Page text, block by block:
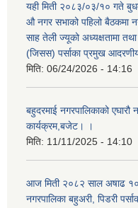
यही मिती २०८३/०३/१० गते
औ नगर सभाको पहिलो बैठकमा
साह तेली ज्यूको अध्यक्षतामा
(जिसस) पर्साका प्रमुख
मिति: 06/24/2026 - 14:16
बहुदरमाई नगरपालिकाको
कार्यक्रम,बजेट। ।
मिति: 11/11/2025 - 14:10
आज मिती २०८२ साल अषाढ
नगरपालिका बहुअरी, पिडरी